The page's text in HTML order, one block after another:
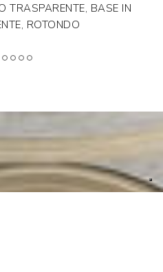
TRASPARENTE, BASE IN
ROTONDO